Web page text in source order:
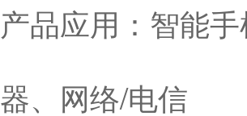
产品应用：智能
器、网络/电信